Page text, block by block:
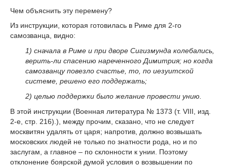
Чем объяснить эту перемену?
Из инструкции, которая готовилась в Риме для 2-го
самозванца, видно:
1) сначала в Риме и при дворе Сигизмунда колебались,
верить-ли спасению нареченного Димитрия; но когда
самозванцу повезло счастье, то, по иезуитской
системе, решено его поддержать;
2) целью поддержки было желание провести унию.
В этой инструкции (Военная литература № 1373 (т. VIII, изд.
2-е, стр. 216).), между прочим, сказано, что не следует
москвитян удалять от царя; напротив, должно возвышать
московских людей не только по знатности рода, но и по
заслугам, а главное – по склонности к унии. Поэтому
отклонение боярской думой условия о возвышении по